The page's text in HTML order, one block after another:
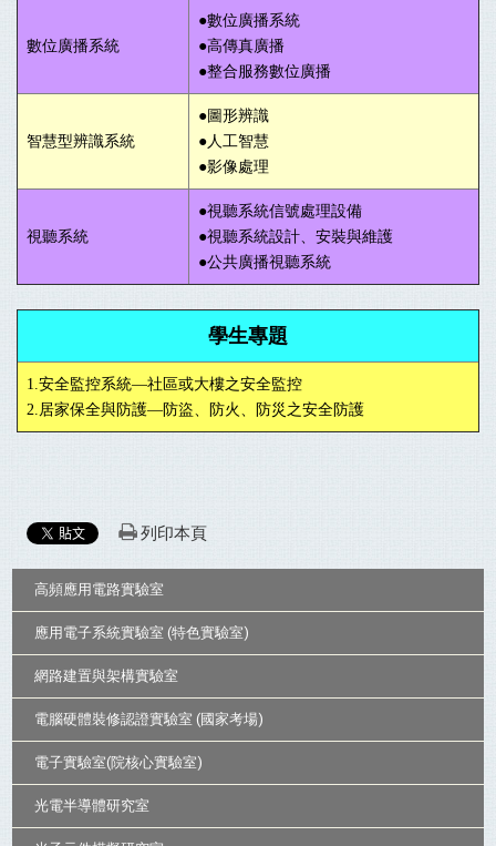
數位廣播系統
●數位廣播系統
●高傳真廣播
●整合服務數位廣播
智慧型辨識系統
●圖形辨識
●人工智慧
●影像處理
視聽系統
●視聽系統信號處理設備
●視聽系統設計、安裝與維護
●公共廣播視聽系統
學生專題
1.安全監控系統—社區或大樓之安全監控
2.居家保全與防護—防盜、防火、防災之安全防護
列印本頁
高頻應用電路實驗室
應用電子系統實驗室 (特色實驗室)
網路建置與架構實驗室
電腦硬體裝修認證實驗室 (國家考場)
電子實驗室(院核心實驗室)
光電半導體研究室